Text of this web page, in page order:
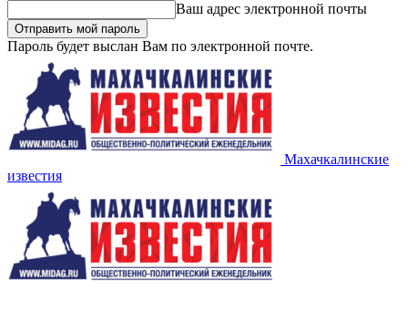
Ваш адрес электронной почты
Пароль будет выслан Вам по электронной почте.
Махачкалинские
известия